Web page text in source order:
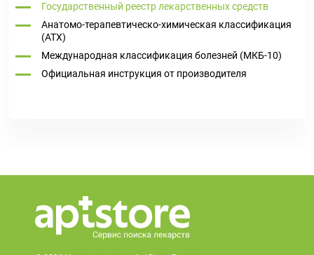
Государственный реестр лекарственных средств
Анатомо-терапевтическо-химическая классификация
(ATX)
Международная классификация болезней (МКБ-10)
Официальная инструкция от производителя